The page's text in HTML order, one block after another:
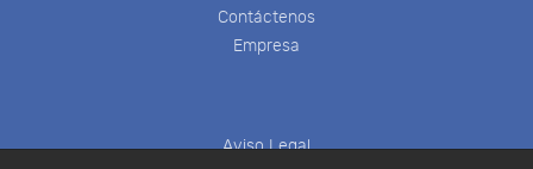
Contáctenos
Empresa
Aviso Legal